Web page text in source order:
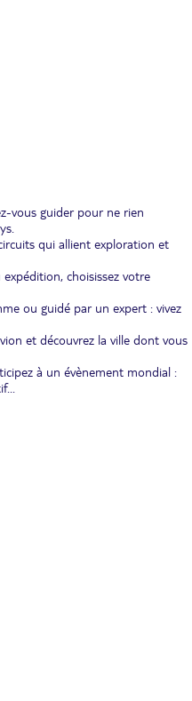
vous guider pour ne rien
qui allient exploration et
choisissez votre
ou guidé par un expert : vivez
et découvrez la ville dont vous
à un évènement mondial :